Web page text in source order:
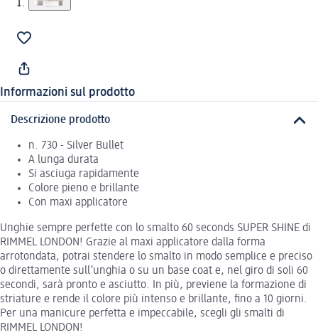
Informazioni sul prodotto
Descrizione prodotto
n. 730 - Silver Bullet
A lunga durata
Si asciuga rapidamente
Colore pieno e brillante
Con maxi applicatore
Unghie sempre perfette con lo smalto 60 seconds SUPER SHINE di
RIMMEL LONDON! Grazie al maxi applicatore dalla forma
arrotondata, potrai stendere lo smalto in modo semplice e preciso
o direttamente sull’unghia o su un base coat e, nel giro di soli 60
secondi, sarà pronto e asciutto. In più, previene la formazione di
striature e rende il colore più intenso e brillante, fino a 10 giorni.
Per una manicure perfetta e impeccabile, scegli gli smalti di
RIMMEL LONDON!